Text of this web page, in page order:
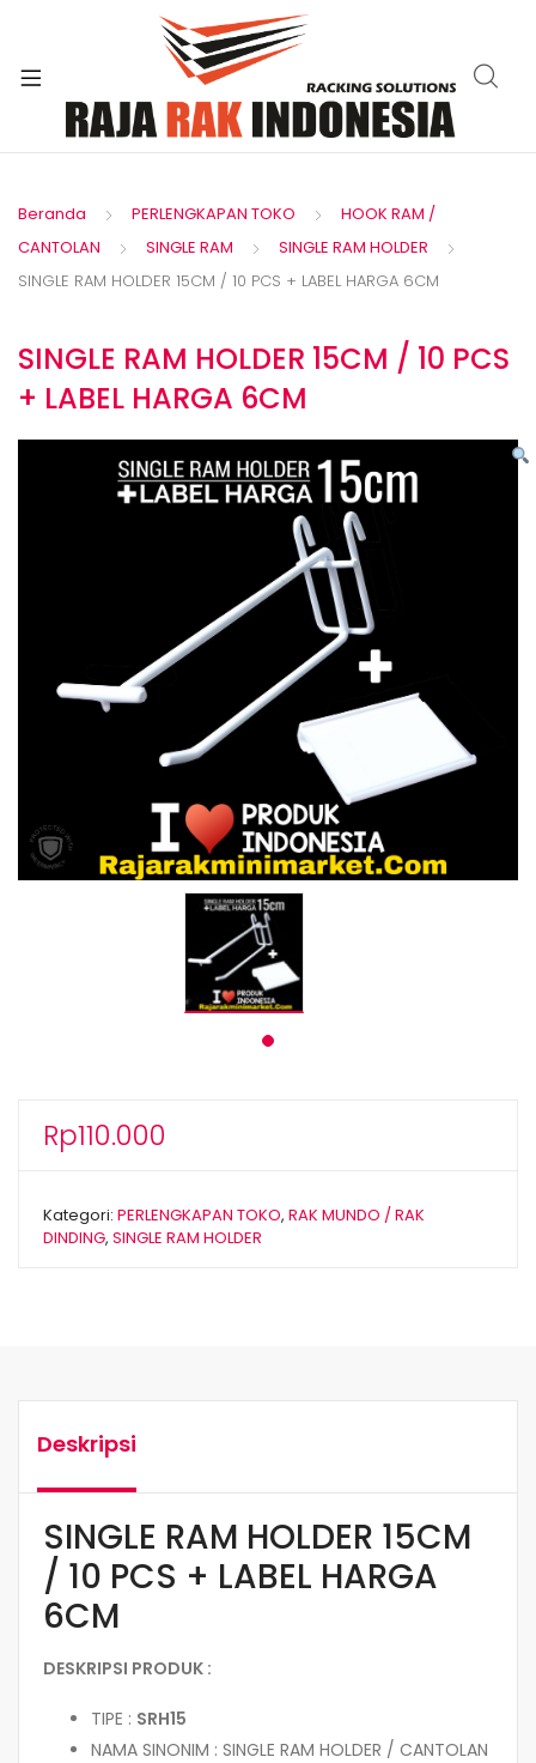
Beranda PERLENGKAPAN TOKO
HOOK RAM /
CANTOLAN
SINGLE RAM
SINGLE RAM HOLDER
SINGLE RAM HOLDER 15CM / 10 PCS + LABEL HARGA 6CM
SINGLE RAM HOLDER 15CM / 10 PCS
+ LABEL HARGA 6CM
Rp110.000
Kategori: PERLENGKAPAN TOKO, RAK MUNDO / RAK
DINDING, SINGLE RAM HOLDER
Deskripsi
SINGLE RAM HOLDER 15CM
/ 10 PCS + LABEL HARGA
6CM
DESKRIPSI PRODUK :
TIPE : SRH15
NAMA SINONIM : SINGLE RAM HOLDER / CANTOLAN